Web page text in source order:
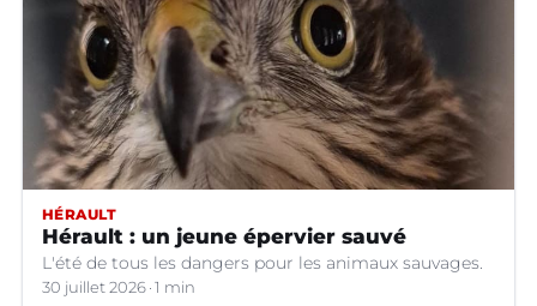
HÉRAULT
Hérault : un jeune épervier sauvé
L'été de tous les dangers pour les animaux sauvages.
30 juillet 2026 1 min